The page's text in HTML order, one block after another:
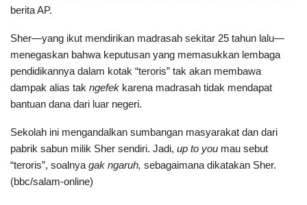
berita AP.
Sher—yang ikut mendirikan madrasah sekitar 25 tahun lalu—
menegaskan bahwa keputusan yang memasukkan lembaga
pendidikannya dalam kotak “teroris” tak akan membawa
dampak alias tak ngefek karena madrasah tidak mendapat
bantuan dana dari luar negeri.
Sekolah ini mengandalkan sumbangan masyarakat dan dari
pabrik sabun milik Sher sendiri. Jadi, up to you mau sebut
“teroris”, soalnya gak ngaruh, sebagaimana dikatakan Sher.
(bbc/salam-online)